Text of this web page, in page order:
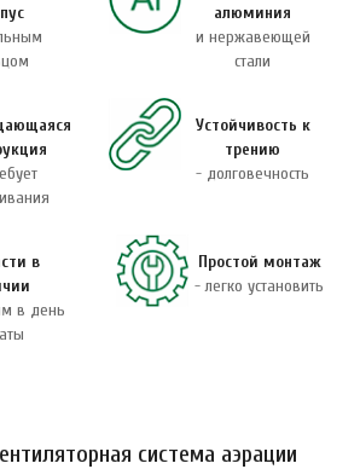
алюминия
и нержавеющей
стали
Устойчивость к
трению
- долговечность
в
в день
Простой монтаж
- легко установить
система аэрации